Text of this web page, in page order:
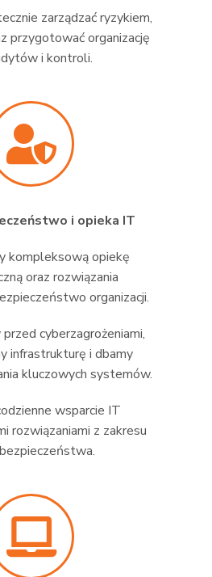
zarządzać ryzykiem,
przygotować organizację
i kontroli.
i opieka IT
kompleksową opiekę
oraz rozwiązania
organizacji.
cyberzagrożeniami,
infrastrukturę i dbamy
kluczowych systemów.
wsparcie IT
rozwiązaniami z zakresu